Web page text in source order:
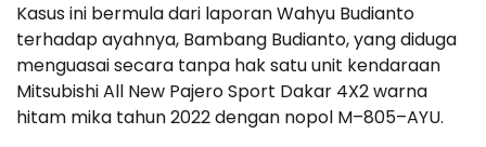
Kasus ini bermula dari laporan Wahyu Budianto
terhadap ayahnya, Bambang Budianto, yang diduga
menguasai secara tanpa hak satu unit kendaraan
Mitsubishi All New Pajero Sport Dakar 4X2 warna
hitam mika tahun 2022 dengan nopol M–805–AYU.